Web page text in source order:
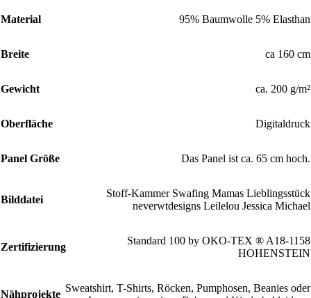
Material 95% Baumwolle 5% Elasthan
Breite ca 160 cm
Gewicht ca. 200 g/m²
Oberfläche Digitaldruck
Panel Größe Das Panel ist ca. 65 cm hoch.
Bilddatei
Stoff-Kammer Swafing Mamas Lieblingsstück
neverwtdesigns Leilelou Jessica Michael
Zertifizierung
Standard 100 by OKO-TEX ® A18-1158
HOHENSTEIN
Nähprojekte
Sweatshirt, T-Shirts, Röcken, Pumphosen, Beanies oder